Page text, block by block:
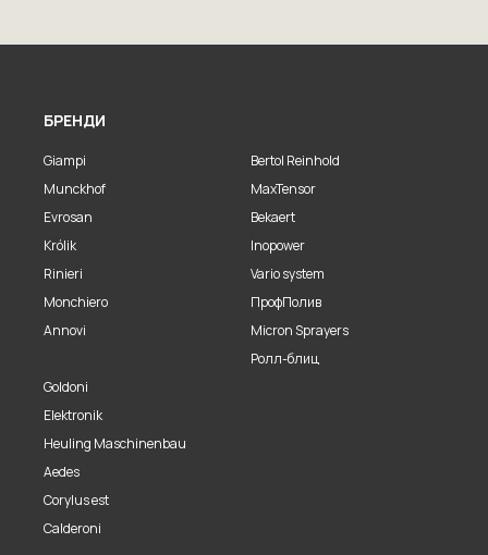
БРЕНДИ
Giampi
Munckhof
Evrosan
Królik
Rinieri
Monchiero
Annovi
Bertol Reinhold
MaxTensor
Bekaert
Inopower
Vario system
ПрофПолив
Micron Sprayers
Ролл-блиц
Goldoni
Elektronik
Heuling Maschinenbau
Aedes
Corylus est
Calderoni